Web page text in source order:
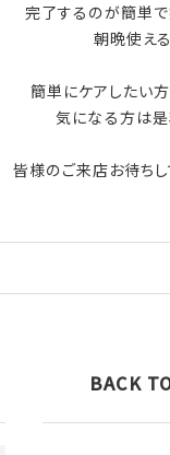
完了するのが簡単
朝晩使え
簡単にケアしたい
気になる方は是
皆様のご来店お待ち
BACK